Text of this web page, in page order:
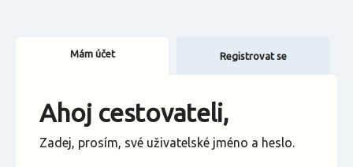
Změnit měnu
Mám účet Registrovat se
Ahoj cestovateli,
Zadej, prosím, své uživatelské jméno a heslo.